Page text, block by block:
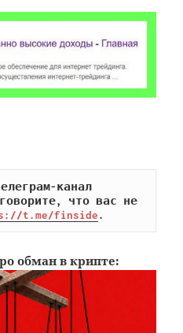
канал
что вас не
t.me/finside.
обман в крипте: